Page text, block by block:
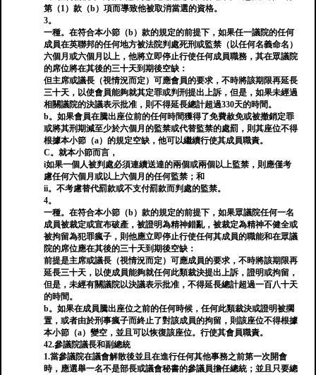
第（1）款（b）項而導致他被取消當選的資格。
3。
一種。在符合本小節（b）款的規定的前提下，如果任一議院的任何
成員在英聯邦的任何地方被法院判處死刑或監禁（以任何名義命名）
六個月或六個月以上，他將立即停止行使任何成員職務，其在眾議院
的席位將在其後的三十天到期後空缺：
但主席或議長（視情況而定）可應會員的要求，不時將該期限再延長
三十天，以使會員能夠就其定罪或判刑提出上訴，但是，如果未經過
相關議院的決議表示批准，則不得延長總計超過330天的時間。
b。如果會員在騰出座位前的任何時間獲得了免費赦免或被撤銷定罪
或將其刑期減至少於六個月的監禁或代替監禁的處罰，則其座位不得
根據本小節（a）的規定空缺，他可以繼續行使其成員職責。
C。就本小節而言，
i如果一個人被判處必須連續送達的兩個或兩個以上監禁，則應僅考
慮任何六個月或以上六個月的任何監禁；和
ii。不考慮替代罰款或不支付罰款而判處的監禁。
4。
一種。在符合本小節（b）款的規定的前提下，如果眾議院任何一名
成員被裁定或宣布破產，被證明為精神錯亂，被裁定為精神不健全或
被拘留為犯罪瘋子，則他應立即停止行使任何其成員的職能和在眾議
院的席位應在其後的三十天到期後空缺：
前提是主席或議長（視情況而定）可應成員的要求，不時將該期限再
延長三十天，以使成員能夠就任何此類裁決提出上訴，證明或拘留，
但是，未經有關議院以決議表示批准，不得延長總計超過一百八十天
的時間。
b。如果在成員騰出座位之前的任何時候，任何此類裁決或證明被擱
置，或者由於刑事瘋子而終止了對該成員的拘留，則該座位不得根據
本小節（a）變空，並且可以恢復該座位。行使其會員職責。
42.參議院議長和副總統
1.當參議院在議會解散後並且在進行任何其他事務之前第一次開會
時，應選舉一名不是部長或議會秘書的參議員擔任總統；並且只要總